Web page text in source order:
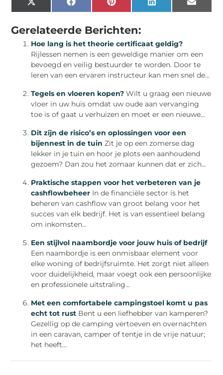
X
(Twitter)
FacebookPinterestLinkedInEmail
Gerelateerde Berichten:
Hoe lang is het theorie certificaat geldig?
Rijlessen nemen is een geweldige manier om een
bevoegd en veilig bestuurder te worden. Door te
leren van een ervaren instructeur kan men snel de...
Tegels en vloeren kopen? Wilt u graag een nieuwe
vloer in uw huis omdat uw oude aan vervanging
toe is of gaat u verhuizen en moet er een nieuwe...
Dit zijn de risico’s en oplossingen voor een
bijennest in de tuin Zit je op een zomerse dag
lekker in je tuin en hoor je plots een aanhoudend
gezoem? Dan zou het zomaar kunnen dat er zich...
Praktische stappen voor het verbeteren van je
cashflowbeheer In de financiële sector is het
beheren van cashflow van groot belang voor het
succes van elk bedrijf. Het is van essentieel belang
om inkomsten...
Een stijlvol naambordje voor jouw huis of bedrijf
Een naambordje is een onmisbaar element voor
elke woning of bedrijfsruimte. Het zorgt niet alleen
voor duidelijkheid, maar voegt ook een persoonlijke
en professionele uitstraling...
Met een comfortabele campingstoel komt u pas
echt tot rust Bent u een liefhebber van kamperen?
Gezellig op de camping vertoeven en overnachten
in een caravan, camper of tentje in de vrije natuur;
het heeft...